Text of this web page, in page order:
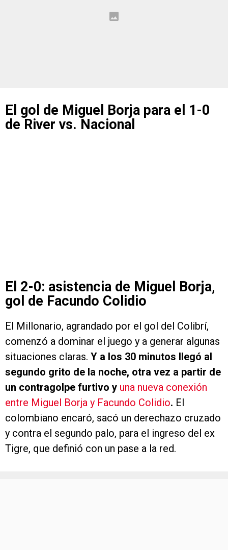
El gol de Miguel Borja para el 1-0
de River vs. Nacional
El 2-0: asistencia de Miguel Borja,
gol de Facundo Colidio
El Millonario, agrandado por el gol del Colibrí,
comenzó a dominar el juego y a generar algunas
situaciones claras. Y a los 30 minutos llegó al
segundo grito de la noche, otra vez a partir de
un contragolpe furtivo y una nueva conexión
entre Miguel Borja y Facundo Colidio. El
colombiano encaró, sacó un derechazo cruzado
y contra el segundo palo, para el ingreso del ex
Tigre, que definió con un pase a la red.